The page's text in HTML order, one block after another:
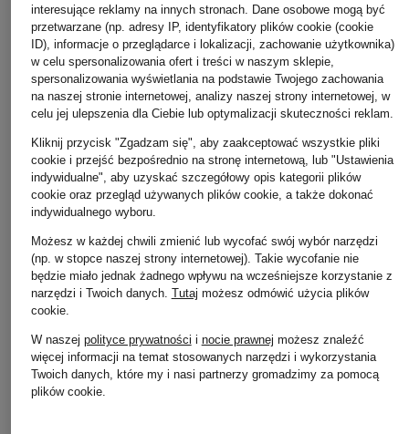
Kurtka puchowa
1 299 zł
+ rabat promocyjny
khujo
Kurtka ELLIS
Najniższa cena: 424,15 zł
Cena regularna:
735 zł
interesujące reklamy na innych stronach. Dane osobowe mogą być
przetwarzane (np. adresy IP, identyfikatory plików cookie (cookie
ID), informacje o przeglądarce i lokalizacji, zachowanie użytkownika)
w celu spersonalizowania ofert i treści w naszym sklepie,
spersonalizowania wyświetlania na podstawie Twojego zachowania
na naszej stronie internetowej, analizy naszej strony internetowej, w
celu jej ulepszenia dla Ciebie lub optymalizacji skuteczności reklam.
Kliknij przycisk "Zgadzam się", aby zaakceptować wszystkie pliki
cookie i przejść bezpośrednio na stronę internetową, lub "Ustawienia
indywidualne", aby uzyskać szczegółowy opis kategorii plików
cookie oraz przegląd używanych plików cookie, a także dokonać
indywidualnego wyboru.
Możesz w każdej chwili zmienić lub wycofać swój wybór narzędzi
(np. w stopce naszej strony internetowej). Takie wycofanie nie
będzie miało jednak żadnego wpływu na wcześniejsze korzystanie z
narzędzi i Twoich danych. Tutaj możesz odmówić użycia plików
cookie.
W naszej polityce prywatności i nocie prawnej możesz znaleźć
więcej informacji na temat stosowanych narzędzi i wykorzystania
Twoich danych, które my i nasi partnerzy gromadzimy za pomocą
plików cookie.